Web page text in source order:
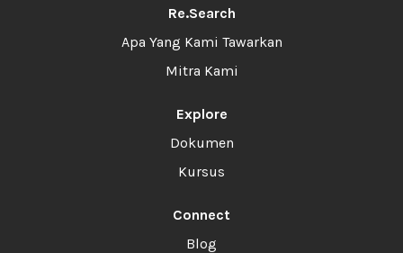
Re.Search
Apa Yang Kami Tawarkan
Mitra Kami
Explore
Dokumen
Kursus
Connect
Blog